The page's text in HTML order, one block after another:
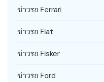
ข่าวรถ Ferrari
ข่าวรถ Fiat
ข่าวรถ Fisker
ข่าวรถ Ford